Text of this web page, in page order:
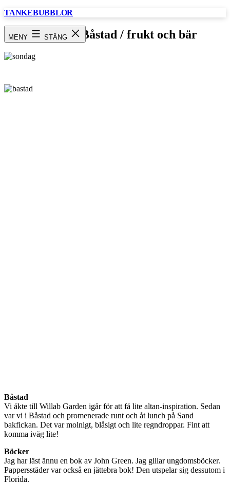
Hoppa
TANKEBUBBLOR
MENY STÄNG
Söndag / Båstad / frukt och bär
Båstad
Vi åkte till Willab Garden igår för att få lite altan-inspiration. Sedan
var vi i Båstad och promenerade runt och åt lunch på Sand
bakfickan. Det var molnigt, blåsigt och lite regndroppar. Fint att
komma iväg lite!
Böcker
Jag har läst ännu en bok av John Green. Jag gillar ungdomsböcker.
Pappersstäder var också en jättebra bok! Den utspelar sig dessutom i
Florida.